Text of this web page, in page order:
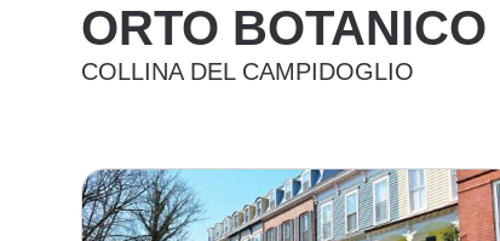
ORTO
COLLINA DEL CAMPIDOGLIO